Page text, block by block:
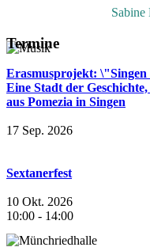
Sabine
Termine
Erasmusprojekt:
Eine Stadt der
aus Pomezia in Singen
17 Sep. 2026
Sextanerfest
10 Okt. 2026
10:00 - 14:00